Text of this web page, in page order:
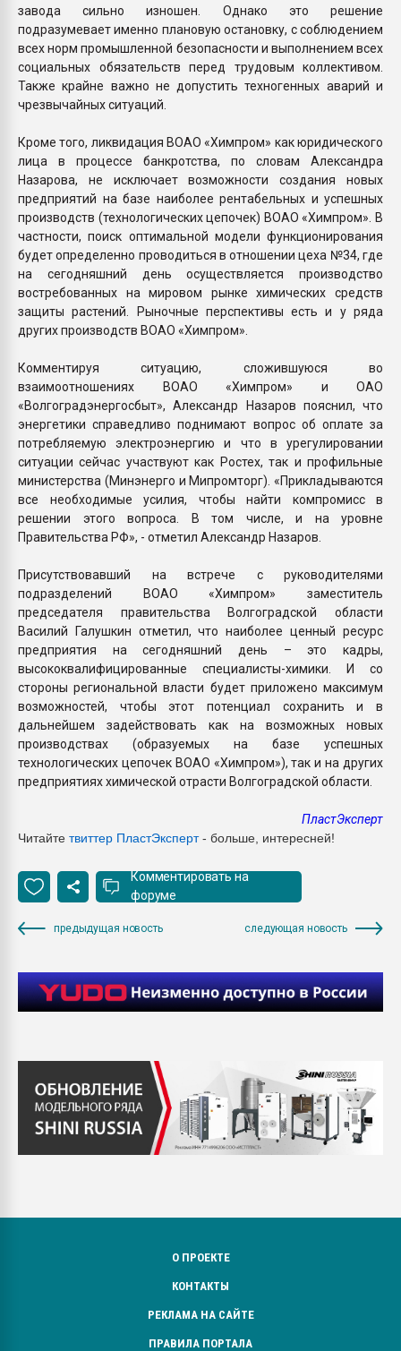
завода сильно изношен. Однако это решение
подразумевает именно плановую остановку, с соблюдением
всех норм промышленной безопасности и выполнением всех
социальных обязательств перед трудовым коллективом.
Также крайне важно не допустить техногенных аварий и
чрезвычайных ситуаций.
Кроме того, ликвидация ВОАО «Химпром» как юридического
лица в процессе банкротства, по словам Александра
Назарова, не исключает возможности создания новых
предприятий на базе наиболее рентабельных и успешных
производств (технологических цепочек) ВОАО «Химпром». В
частности, поиск оптимальной модели функционирования
будет определенно проводиться в отношении цеха №34, где
на сегодняшний день осуществляется производство
востребованных на мировом рынке химических средств
защиты растений. Рыночные перспективы есть и у ряда
других производств ВОАО «Химпром».
Комментируя ситуацию, сложившуюся во
взаимоотношениях ВОАО «Химпром» и ОАО
«Волгоградэнергосбыт», Александр Назаров пояснил, что
энергетики справедливо поднимают вопрос об оплате за
потребляемую электроэнергию и что в урегулировании
ситуации сейчас участвуют как Ростех, так и профильные
министерства (Минэнерго и Мипромторг). «Прикладываются
все необходимые усилия, чтобы найти компромисс в
решении этого вопроса. В том числе, и на уровне
Правительства РФ», - отметил Александр Назаров.
Присутствовавший на встрече с руководителями
подразделений ВОАО «Химпром» заместитель
председателя правительства Волгоградской области
Василий Галушкин отметил, что наиболее ценный ресурс
предприятия на сегодняшний день – это кадры,
высококвалифицированные специалисты-химики. И со
стороны региональной власти будет приложено максимум
возможностей, чтобы этот потенциал сохранить и в
дальнейшем задействовать как на возможных новых
производствах (образуемых на базе успешных
технологических цепочек ВОАО «Химпром»), так и на других
предприятиях химической отрасти Волгоградской области.
ПластЭксперт
Читайте твиттер ПластЭксперт- больше, интересней!
Комментировать на
форуме
предыдущая новость следующая новость
О ПРОЕКТЕ
КОНТАКТЫ
РЕКЛАМА НА САЙТЕ
ПРАВИЛА ПОРТАЛА